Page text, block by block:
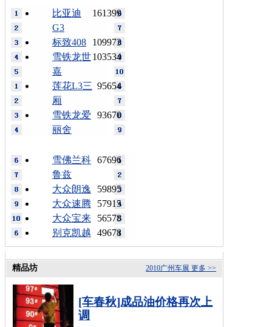
161399
比亚迪
G3
109973
标致408
103534
雪铁龙世
嘉
95654
莲花L3三
厢
93670
雪铁龙爱
丽舍
67696
雪佛兰科
鲁兹
59895
大众朗逸
57915
大众速腾
56578
大众宝来
49678
别克凯越
更多 >>
2010广州车展
精品坊
[车春秋]成品油价格再次上
调